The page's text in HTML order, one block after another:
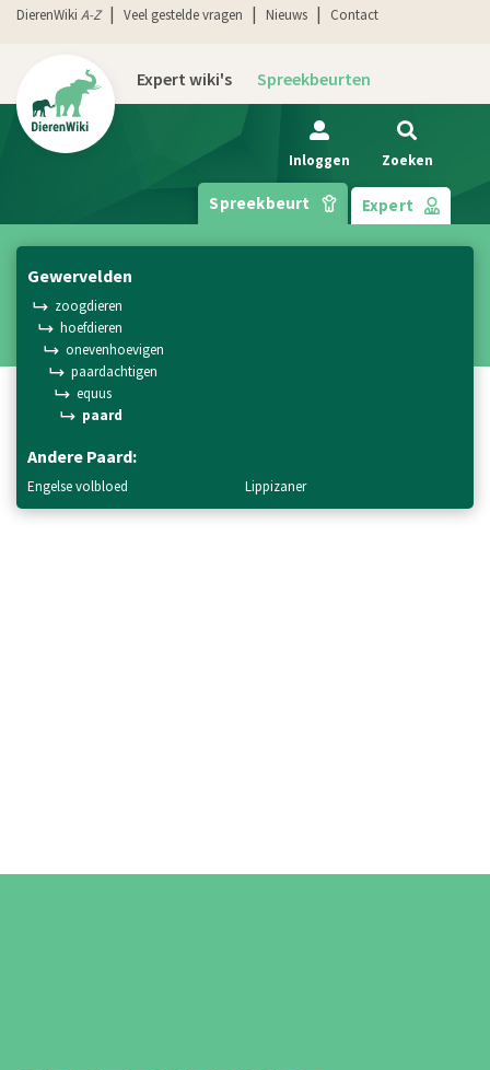
DierenWiki A-Z Veel gestelde vragen Nieuws Contact
Expert wiki's Spreekbeurten
gewervelden
zoogdieren
hoefdieren
onevenhoevigen
paardachtigen
equus
paard
Andere Paard:
engelse volbloed lippizaner
Inloggen Zoeken
Spreekbeurt Expert